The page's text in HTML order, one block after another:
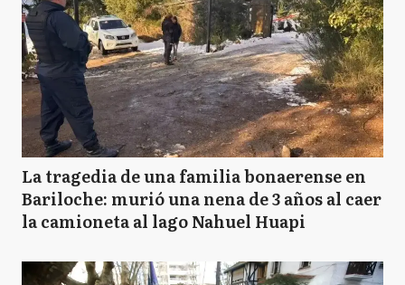
La tragedia de una familia bonaerense en
Bariloche: murió una nena de 3 años al caer
la camioneta al lago Nahuel Huapi